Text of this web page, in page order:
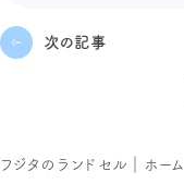
次の記事
フジタのランドセル｜ホーム